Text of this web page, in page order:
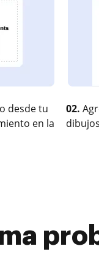
desde tu
en la
02.